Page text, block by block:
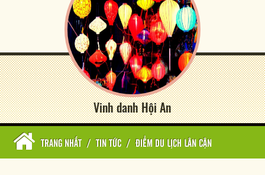
Vinh danh Hội An
TRANG NHẤT / TIN TỨC / ĐIỂM DU LỊCH LÂN CẬN